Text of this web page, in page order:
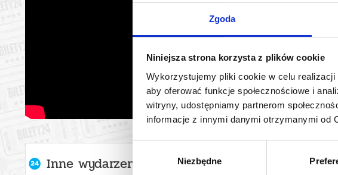
Zgoda
Niniejsza strona korzysta z plików cookie
Wykorzystujemy pliki cookie w celu realizacji
aby oferować funkcje społecznościowe i
witryny, udostępniamy partnerom
informacje z innymi danymi otrzymanymi od
Wybór
zgody
Niezbędne
Inne wydarzenia organizatora